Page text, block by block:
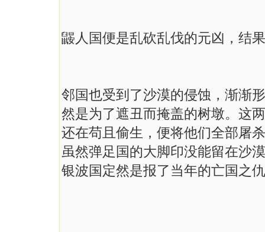
鼹人国便是乱砍乱伐的元凶，结
邻国也受到了沙漠的侵蚀，渐渐
然是为了遮丑而掩盖的树墩。这
还在苟且偷生，便将他们全部屠
虽然弹足国的大脚印没能留在沙
银波国定然是报了当年的亡国之